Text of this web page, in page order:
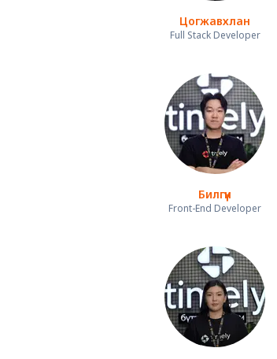
Цогжавхлан
Full Stack Developer
Билгүүн
Front-End Developer